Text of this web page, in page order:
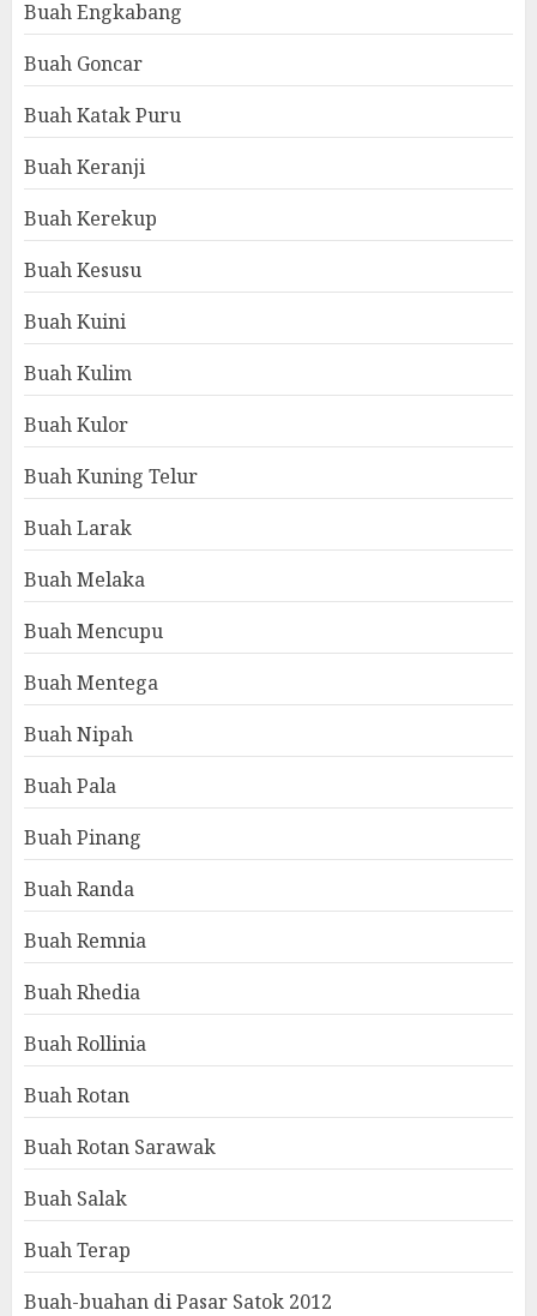
Buah Engkabang
Buah Goncar
Buah Katak Puru
Buah Keranji
Buah Kerekup
Buah Kesusu
Buah Kuini
Buah Kulim
Buah Kulor
Buah Kuning Telur
Buah Larak
Buah Melaka
Buah Mencupu
Buah Mentega
Buah Nipah
Buah Pala
Buah Pinang
Buah Randa
Buah Remnia
Buah Rhedia
Buah Rollinia
Buah Rotan
Buah Rotan Sarawak
Buah Salak
Buah Terap
Buah-buahan di Pasar Satok 2012